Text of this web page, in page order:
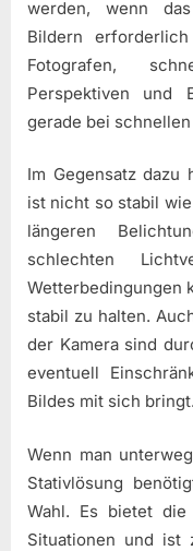
werden, wenn
Bildern
Fotografen,
Perspektiven und
gerade bei
Im Gegensatz dazu
ist nicht so stabil
längeren
schlechten
Wetterbedingungen
stabil zu halten.
der Kamera sind
eventuell
Bildes mit sich bringt.
Wenn man
Stativlösung
Wahl. Es bietet
Situationen und ist